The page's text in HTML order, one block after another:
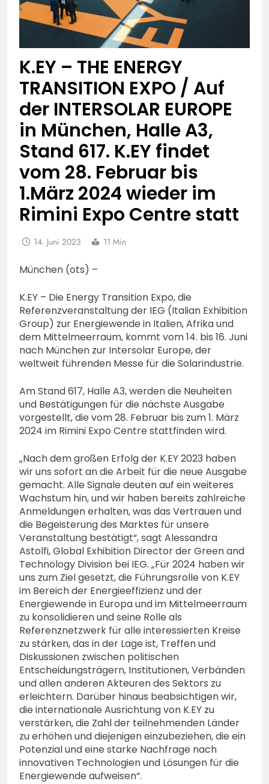
K.EY – THE ENERGY
TRANSITION EXPO / Auf
der INTERSOLAR EUROPE
in München, Halle A3,
Stand 617. K.EY findet
vom 28. Februar bis
1.März 2024 wieder im
Rimini Expo Centre statt
14. Juni 2023 11 Min
München (ots) –
K.EY – Die Energy Transition Expo, die
Referenzveranstaltung der IEG (Italian Exhibition
Group) zur Energiewende in Italien, Afrika und
dem Mittelmeerraum, kommt vom 14. bis 16. Juni
nach München zur Intersolar Europe, der
weltweit führenden Messe für die Solarindustrie.
Am Stand 617, Halle A3, werden die Neuheiten
und Bestätigungen für die nächste Ausgabe
vorgestellt, die vom 28. Februar bis zum 1. März
2024 im Rimini Expo Centre stattfinden wird.
„Nach dem großen Erfolg der K.EY 2023 haben
wir uns sofort an die Arbeit für die neue Ausgabe
gemacht. Alle Signale deuten auf ein weiteres
Wachstum hin, und wir haben bereits zahlreiche
Anmeldungen erhalten, was das Vertrauen und
die Begeisterung des Marktes für unsere
Veranstaltung bestätigt“, sagt Alessandra
Astolfi, Global Exhibition Director der Green and
Technology Division bei IEG. „Für 2024 haben wir
uns zum Ziel gesetzt, die Führungsrolle von K.EY
im Bereich der Energieeffizienz und der
Energiewende in Europa und im Mittelmeerraum
zu konsolidieren und seine Rolle als
Referenznetzwerk für alle interessierten Kreise
zu stärken, das in der Lage ist, Treffen und
Diskussionen zwischen politischen
Entscheidungsträgern, Institutionen, Verbänden
und allen anderen Akteuren des Sektors zu
erleichtern. Darüber hinaus beabsichtigen wir,
die internationale Ausrichtung von K.EY zu
verstärken, die Zahl der teilnehmenden Länder
zu erhöhen und diejenigen einzubeziehen, die ein
Potenzial und eine starke Nachfrage nach
innovativen Technologien und Lösungen für die
Energiewende aufweisen“.